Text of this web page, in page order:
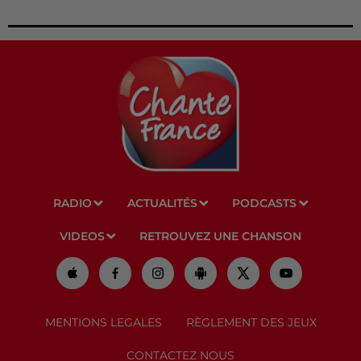
RADIO ACTUALITÉS PODCASTS
VIDEOS RETROUVEZ UNE CHANSON
MENTIONS LEGALES RÈGLEMENT DES JEUX
CONTACTEZ NOUS